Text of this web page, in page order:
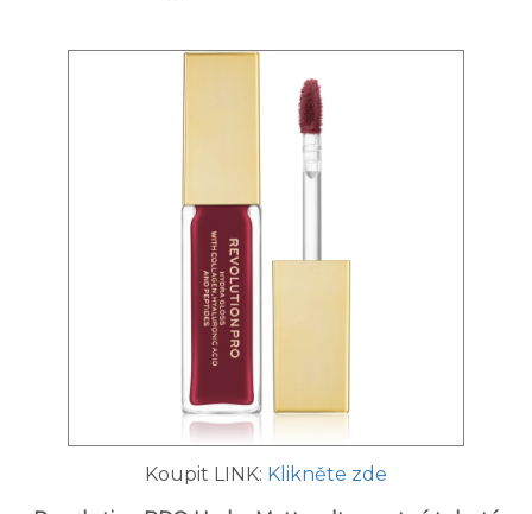
Koupit LINK: Klikněte zde